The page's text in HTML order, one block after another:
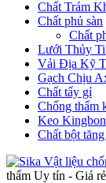
Chất Trám
Chất phủ sàn
Chất
Lưới Thủy
Vải Địa Kỹ
Gạch Chịu
Chất tẩy gỉ
Chống thấm
Keo
Chất bột
thấm Uy tín - Giá rẻ